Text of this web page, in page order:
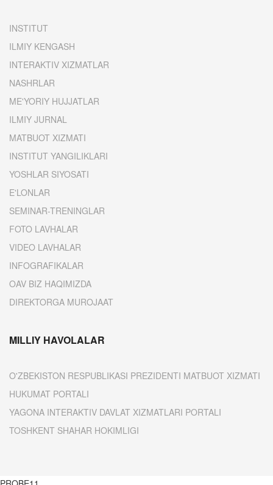
INSTITUT
ILMIY KENGASH
INTERAKTIV XIZMATLAR
NASHRLAR
ME'YORIY HUJJATLAR
ILMIY JURNAL
MATBUOT XIZMATI
INSTITUT YANGILIKLARI
YOSHLAR SIYOSATI
E'LONLAR
SEMINAR-TRENINGLAR
FOTO LAVHALAR
VIDEO LAVHALAR
INFOGRAFIKALAR
OAV BIZ HAQIMIZDA
DIREKTORGA MUROJAAT
MILLIY HAVOLALAR
O'ZBEKISTON RESPUBLIKASI PREZIDENTI MATBUOT XIZMATI
HUKUMAT PORTALI
YAGONA INTERAKTIV DAVLAT XIZMATLARI PORTALI
TOSHKENT SHAHAR HOKIMLIGI